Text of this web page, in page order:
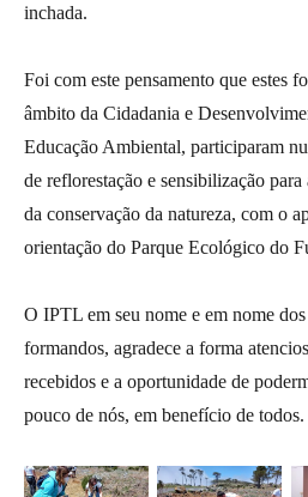
inchada.
Foi com este pensamento que estes
âmbito da Cidadania e
Educação Ambiental, participaram
de reflorestação e sensibilização
da conservação da natureza, com o
orientação do Parque Ecológico do
O IPTL em seu nome e em nome dos
formandos, agradece a forma
recebidos e a oportunidade de
pouco de nós, em benefício de todos.